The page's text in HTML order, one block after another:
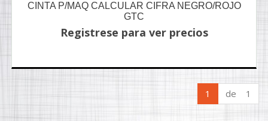
CINTA P/MAQ CALCULAR CIFRA NEGRO/ROJO
GTC
Registrese para ver precios
1 de 1